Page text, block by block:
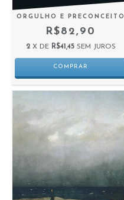
ORGULHO E PRECONCEITO
R$82,90
2 X DE R$41,45 SEM JUROS